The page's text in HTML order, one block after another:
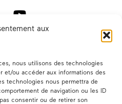
aux
nous utilisons des technologies
et/ou accéder aux informations des
technologies nous permettra de
de navigation ou les ID
consentir ou de retirer son
député